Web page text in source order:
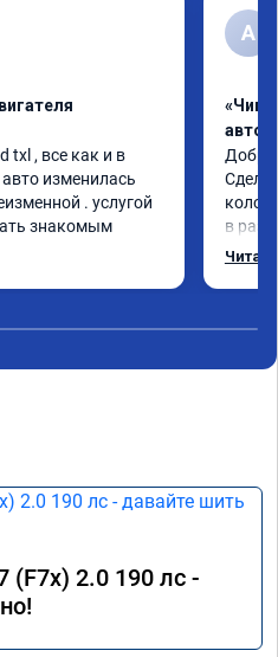
txl , все как и в
изменилась
. услугой
знакомым
А
«Чип
в
(F7x) 2.0 190 лс -